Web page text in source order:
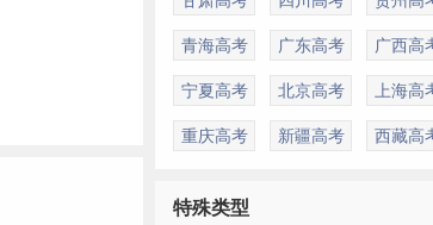
青海高考 广东高考 广西高
宁夏高考 北京高考 上海高
重庆高考 新疆高考 西藏高
特殊类型